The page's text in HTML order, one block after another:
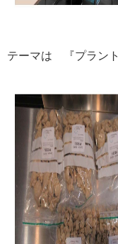
テーマは 『プラン